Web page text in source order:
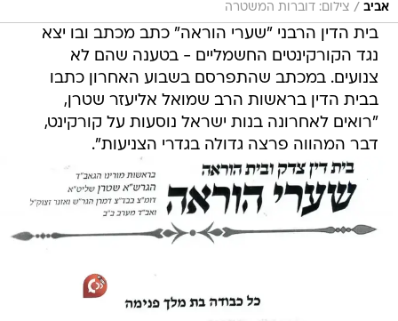
אביב / צילום: דוברות המשטרה
בית הדין הרבני "שערי הוראה" כתב מכתב ובו יצא
נגד הקורקינטים החשמליים - בטענה שהם לא
צנועים. במכתב שהתפרסם בשבוע האחרון כתבו
בבית הדין בראשות הרב שמואל אליעזר שטרן,
"רואים לאחרונה בנות ישראל נוסעות על קורקינט,
דבר המהווה פרצה גדולה בגדרי הצניעות".